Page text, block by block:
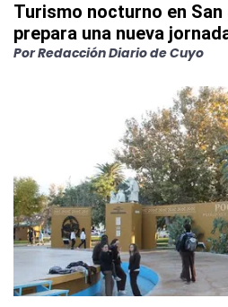
Turismo nocturno en San
prepara una nueva
PorRedacción Diario de Cuyo